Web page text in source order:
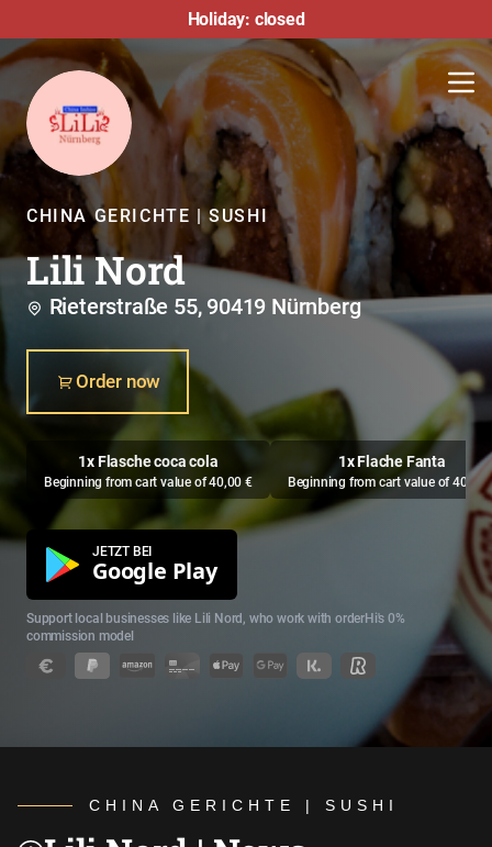
Holiday: closed
CHINA GERICHTE | SUSHI
Lili Nord
Rieterstraße 55, 90419 Nürnberg
Order now
1x Flasche coca cola
Beginning from cart value of 40,00 €
1x Flache Fanta
Beginning from cart value of 40,00
JETZT BEI
Google Play
Support local businesses like Lili Nord, who work with orderHi's 0%
commission model
CHINA GERICHTE | SUSHI